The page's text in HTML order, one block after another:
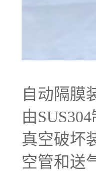
自动隔膜
由
真空破坏
空管和送